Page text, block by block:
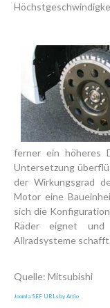
ferner ein höheres
Untersetzung
der Wirkungsgrad
Motor eine
sich die
Räder eignet und
Allradsysteme
Quelle: Mitsubishi
Joomla SEF URLs by Artio